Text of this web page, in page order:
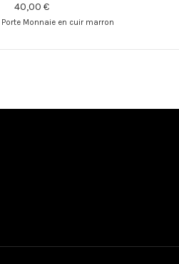
40,00 €
Porte Monnaie en cuir marron